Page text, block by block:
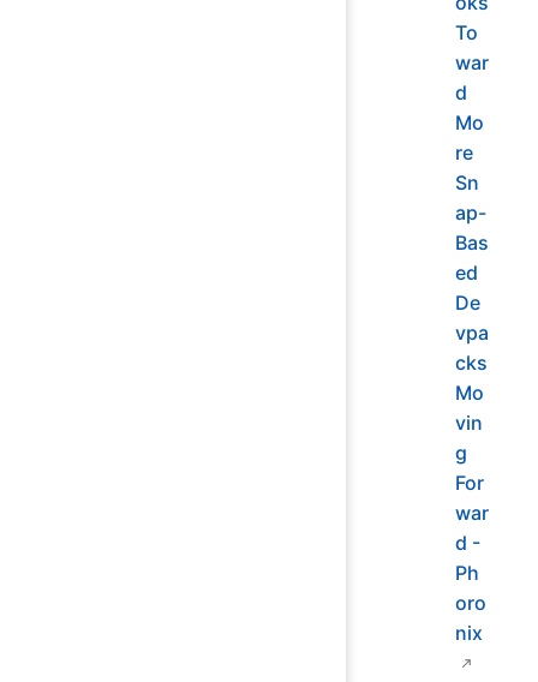
To
war
d
Mo
re
Sn
ap-
Bas
ed
De
vpa
cks
Mo
vin
g
For
war
d -
Ph
oro
nix